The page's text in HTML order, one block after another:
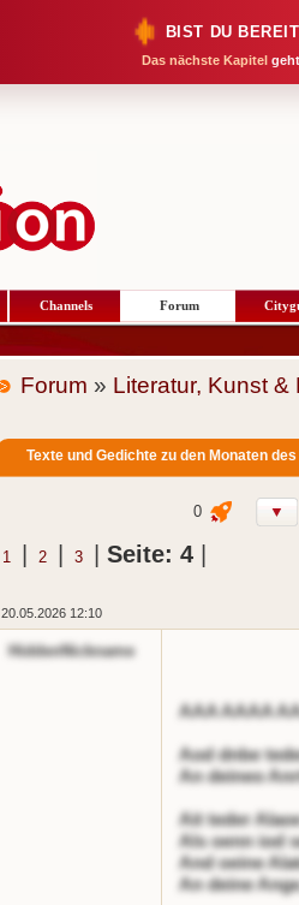
BIST DU
Das nächste Kapitel
Channels Forum
Forum » Literatur, Kunst &
Texte und Gedichte zu den Monaten
▼
0
1 2 3 Seite: 4
20.05.2026 12:10
HiddenNickname
AAA AAAA
Aod dnbe
An deineo
Ait teder
Als oenn iod
And oeine
An deine